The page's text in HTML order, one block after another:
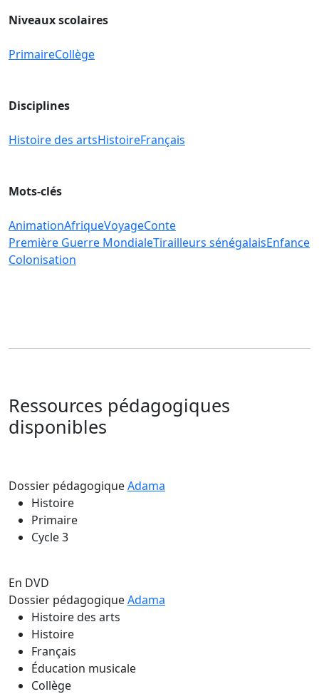
Niveaux scolaires
PrimaireCollège
Disciplines
Histoire des artsHistoireFrançais
Mots-clés
AnimationAfriqueVoyageConte
Première Guerre MondialeTirailleurs sénégalaisEnfance
Colonisation
Ressources pédagogiques
disponibles
Dossier pédagogiqueAdama
Histoire
Primaire
Cycle 3
En DVD
Dossier pédagogiqueAdama
Histoire des arts
Histoire
Français
Éducation musicale
Collège